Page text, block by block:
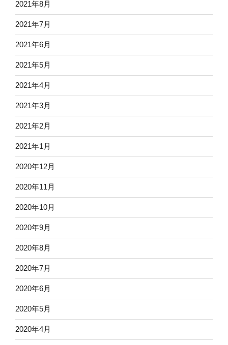
2021年8月
2021年7月
2021年6月
2021年5月
2021年4月
2021年3月
2021年2月
2021年1月
2020年12月
2020年11月
2020年10月
2020年9月
2020年8月
2020年7月
2020年6月
2020年5月
2020年4月